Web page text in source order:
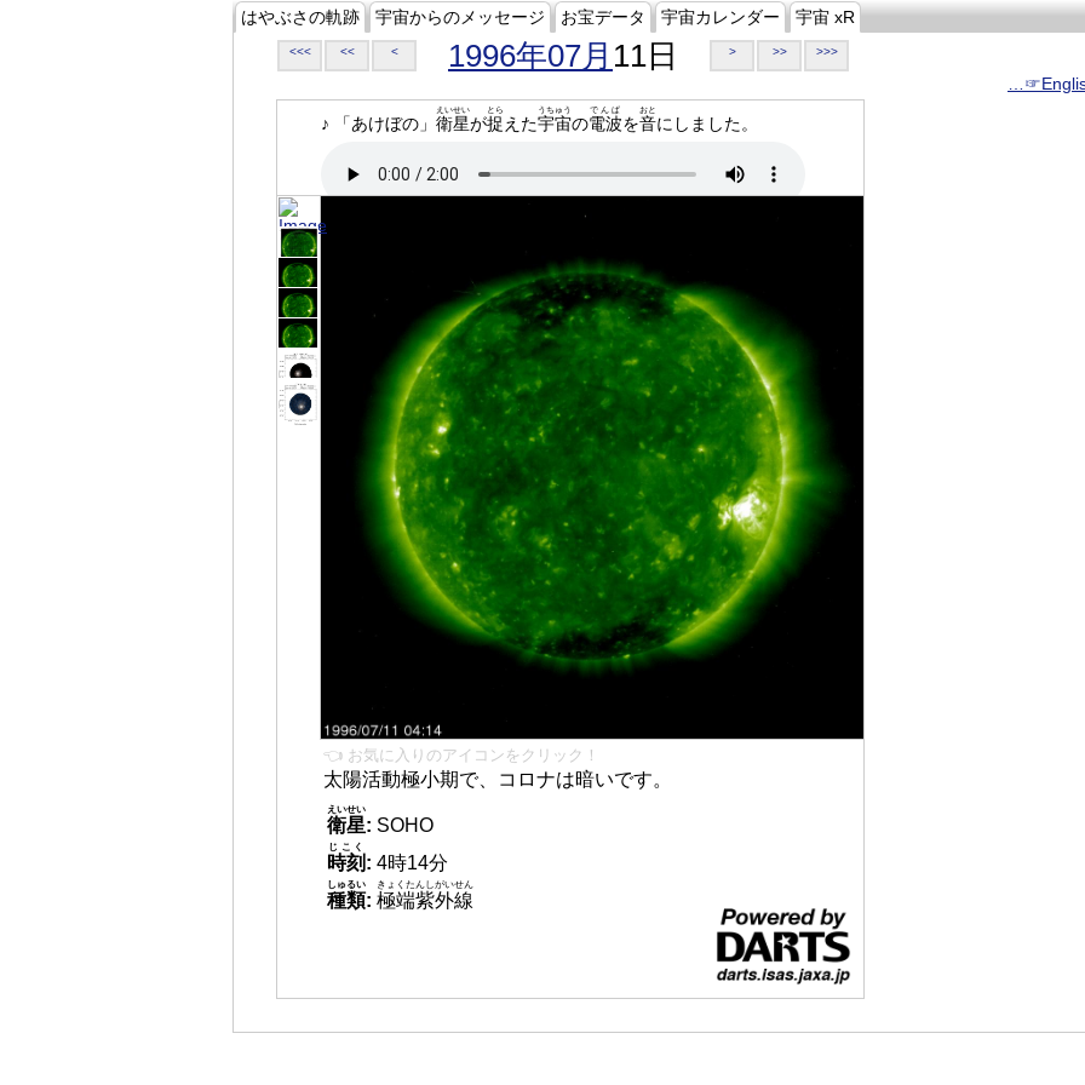
はやぶさの軌跡 宇宙からのメッセージ お宝データ 宇宙カレンダー 宇宙 xR
<<< << < 1996年07月 11日 > >> >>>
♪ 「あけぼの」 衛星
えいせい
が捉
とら
えた宇宙
うちゅう
の電波
でんぱ
を音
おと
にしました。
👈 お気に入りのアイコンをクリック！
太陽活動極小期で、コロナは暗いです。
衛星
えいせい
: SOHO
時刻
じこく
: 4時14分
種類
しゅるい
: 極端紫外線
きょくたんしがいせん